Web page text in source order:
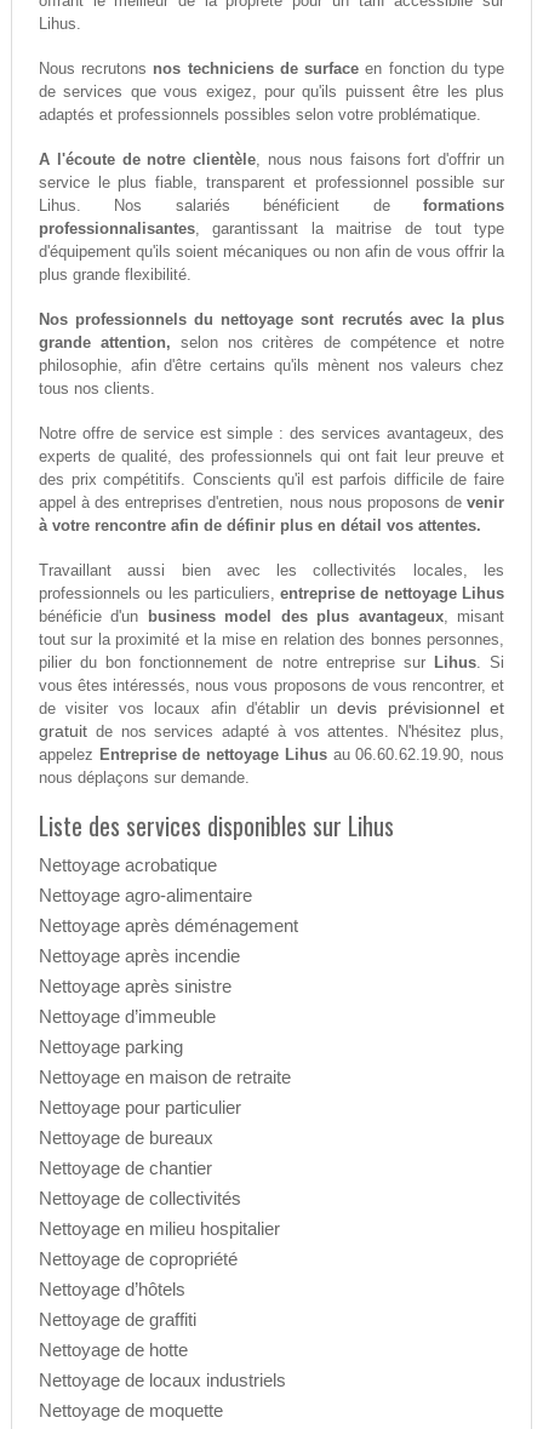
Lihus.
Nous recrutons nos techniciens de surface en fonction du type
de services que vous exigez, pour qu'ils puissent être les plus
adaptés et professionnels possibles selon votre problématique.
A l'écoute de notre clientèle, nous nous faisons fort d'offrir un
service le plus fiable, transparent et professionnel possible sur
Lihus. Nos salariés bénéficient deformations
professionnalisantes, garantissant la maitrise de tout type
d'équipement qu'ils soient mécaniques ou non afin de vous offrir la
plus grande flexibilité.
Nos professionnels du nettoyage sont recrutés avec la plus
grande attention, selon nos critères de compétence et notre
philosophie, afin d'être certains qu'ils mènent nos valeurs chez
tous nos clients.
Notre offre de service est simple : des services avantageux, des
experts de qualité, des professionnels qui ont fait leur preuve et
des prix compétitifs. Conscients qu'il est parfois difficile de faire
appel à des entreprises d'entretien, nous nous proposons devenir
à votre rencontre afin de définir plus en détail vos attentes.
Travaillant aussi bien avec les collectivités locales, les
professionnels ou les particuliers,entreprise de nettoyage Lihus
bénéficie d'un
business model des plus avantageux, misant
tout sur la proximité et la mise en relation des bonnes personnes,
pilier du bon fonctionnement de notre entreprise sur Lihus. Si
vous êtes intéressés, nous vous proposons de vous rencontrer, et
de visiter vos locaux afin d'établir undevis prévisionnel et
gratuitde nos services adapté à vos attentes. N'hésitez plus,
appelez Entreprise de nettoyage Lihusau 06.60.62.19.90, nous
nous déplaçons sur demande.
Liste des services disponibles sur Lihus
Nettoyage acrobatique
Nettoyage agro-alimentaire
Nettoyage après déménagement
Nettoyage après incendie
Nettoyage après sinistre
Nettoyage d’immeuble
Nettoyage parking
Nettoyage en maison de retraite
Nettoyage pour particulier
Nettoyage de bureaux
Nettoyage de chantier
Nettoyage de collectivités
Nettoyage en milieu hospitalier
Nettoyage de copropriété
Nettoyage d’hôtels
Nettoyage de graffiti
Nettoyage de hotte
Nettoyage de locaux industriels
Nettoyage de moquette